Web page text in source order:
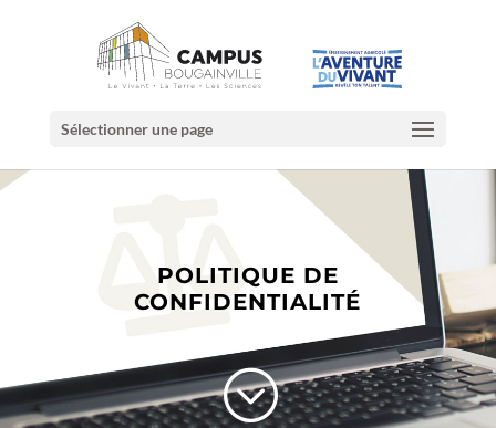
Sélectionner une page
POLITIQUE DE
CONFIDENTIALITÉ
;